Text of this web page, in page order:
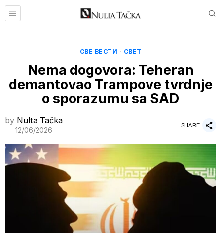
СВЕ ВЕСТИ · СВЕТ
Nema dogovora: Teheran
demantovao Trampove tvrdnje
o sporazumu sa SAD
by Nulta Tačka
12/06/2026
SHARE